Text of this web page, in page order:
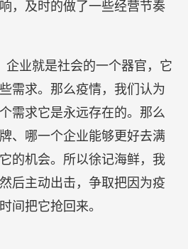
，及时的做了一些经营节奏
企业就是社会的一个器官，它
需求。那么疫情，我们认为
需求它是永远存在的。那么
、哪一个企业能够更好去满
的机会。所以徐记海鲜，我
后主动出击，争取把因为疫
间把它抢回来。